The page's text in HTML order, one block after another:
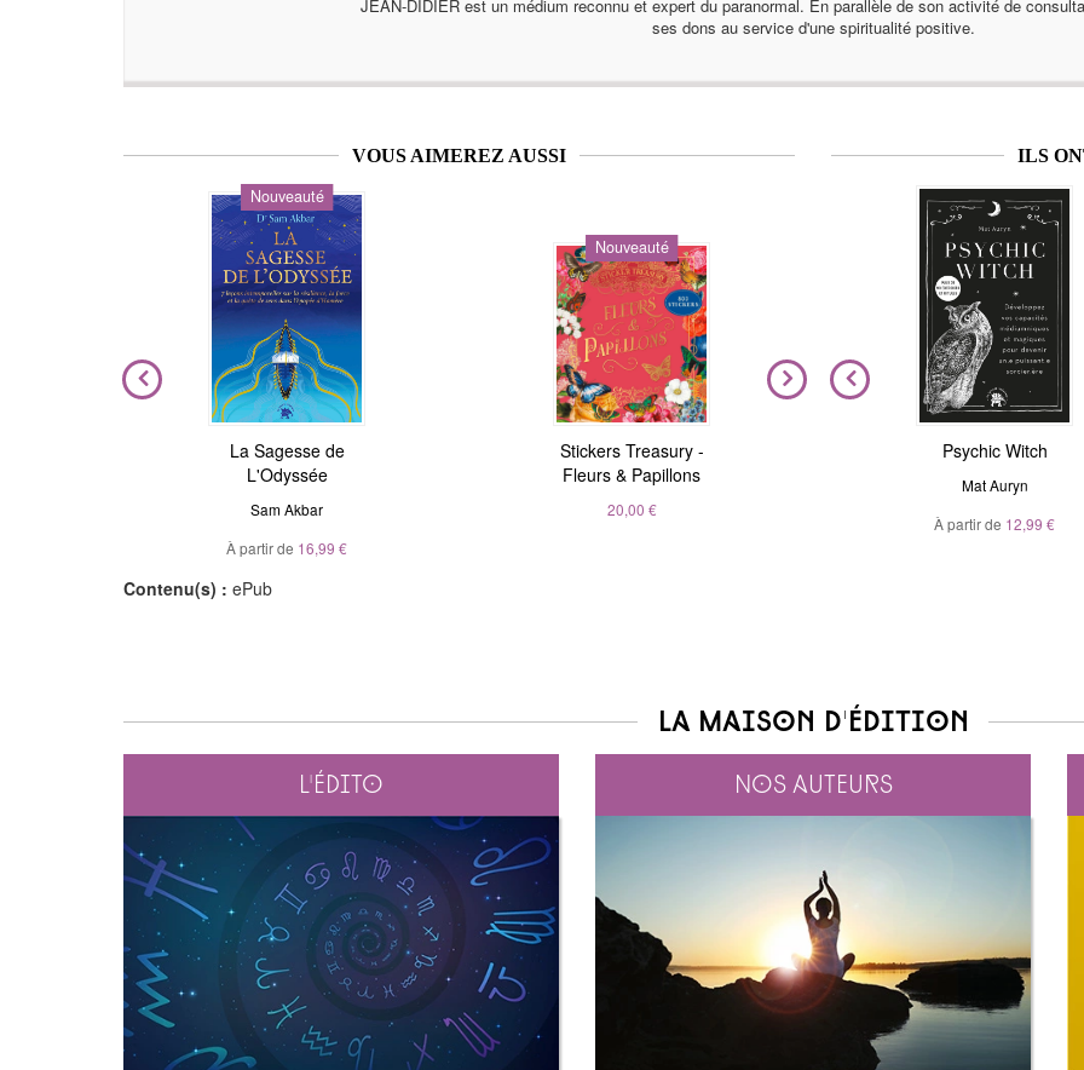
JEAN-DIDIER est un médium reconnu et expert du paranormal. En parallèle de son activité de
ses dons au service d'une spiritualité positive.
VOUS AIMEREZ AUSSI
Nouveauté
La Sagesse de
L'Odyssée
Sam Akbar
À partir de 16,99 €
Nouveauté
Stickers Treasury -
Fleurs & Papillons
20,00 €
Nouveauté
Magic Stickers - Nature
André Sanchez
20,00 €
ILS
Astrologie de l'âme
Julie Gorse,Christian Maillé
Nous sommes tous
clairvoyants
Belinda Grace
Psychic Witch
Mat Auryn
À partir de 12,99 €
Contenu(s) : ePub
La maison d'édition
L'édito Nos auteurs